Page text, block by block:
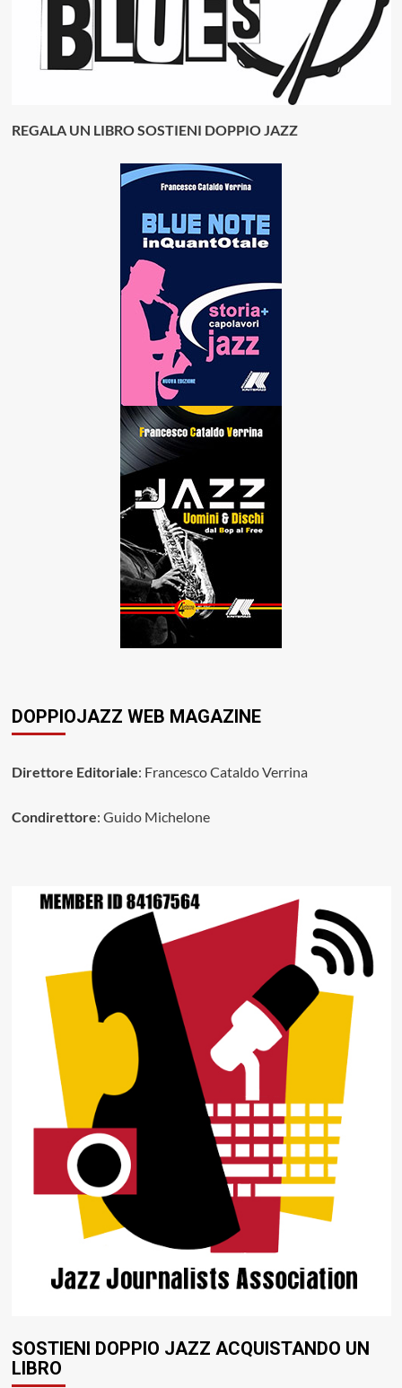
REGALA UN LIBRO SOSTIENI DOPPIO JAZZ
DOPPIOJAZZ WEB MAGAZINE
Direttore Editoriale: Francesco Cataldo Verrina
Condirettore: Guido Michelone
SOSTIENI DOPPIO JAZZ ACQUISTANDO UN
LIBRO